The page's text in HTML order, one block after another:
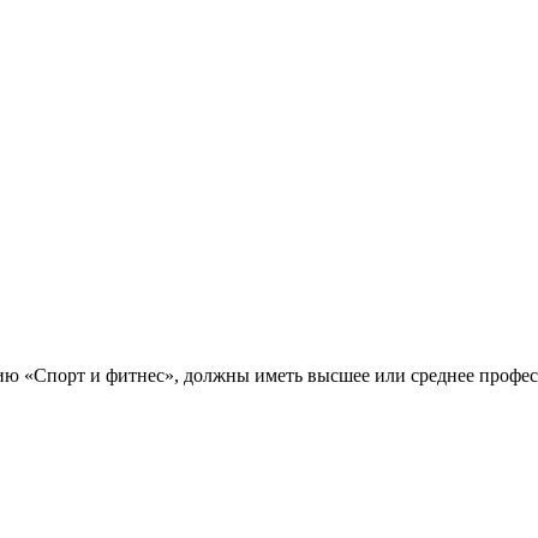
и фитнес», должны иметь высшее или среднее